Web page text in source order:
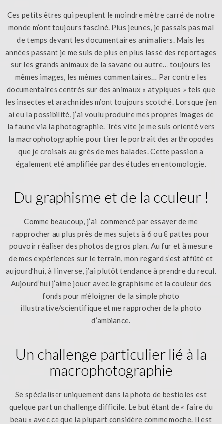
Ces petits êtres qui peuplent le moindre mètre carré de notre
monde m’ont toujours fasciné. Plus jeunes, je passais pas mal
de temps devant les documentaires animaliers. Mais les
années passant je me suis de plus en plus lassé des reportages
sur les grands animaux de la savane ou autre… toujours les
mêmes images, les mêmes commentaires… Par contre les
documentaires centrés sur des animaux « atypiques » tels que
les insectes et arachnides m’ont toujours scotché. Lorsque j’en
ai eu la possibilité, j’ai voulu produire mes propres images de
la faune via la photographie. Très vite je me suis orienté vers
la macrophotographie pour tirer le portrait des arthropodes
que je croisais au grès de mes balades. Cette passion a
également été amplifiée par des études en entomologie.
Du graphisme et de la couleur !
Comme beaucoup, j’ai commencé par essayer de me
rapprocher au plus près de mes sujets à 6 ou 8 pattes pour
pouvoir réaliser des photos de gros plan. Au fur et à mesure
de mes expériences sur le terrain, mon regard s’est affûté et
aujourd’hui, à l’inverse, j’ai plutôt tendance à prendre du recul.
Aujourd’hui j’aime jouer avec le graphisme et la couleur des
fonds pour m’éloigner de la simple photo
illustrative/scientifique et me rapprocher de la photo
d’ambiance.
Un challenge particulier lié à la
macrophotographie
Se spécialiser uniquement dans la photo de bestioles est
quelque part un challenge difficile. Le but étant de « faire du
beau » avec ce que la plupart considère comme moche. Il est